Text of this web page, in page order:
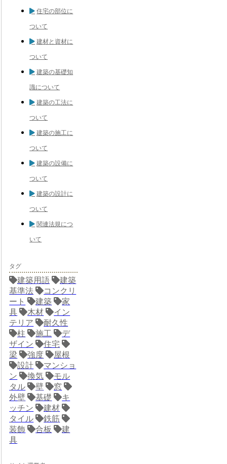
住宅の部位に
ついて
建材と資材に
ついて
建築の基礎知
識について
建築の工法に
ついて
建築の施工に
ついて
建築の設備に
ついて
建築の設計に
ついて
関連法規につ
いて
タグ
建築用語
建築
基準法
コンクリ
ート
建築
家
具
木材
イン
テリア
耐久性
柱
施工
デ
ザイン
住宅
梁
強度
屋根
設計
マンショ
ン
換気
モル
タル
壁
窓
外壁
基礎
キ
ッチン
建材
タイル
鉄筋
装飾
合板
建
具